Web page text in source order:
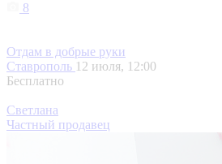
8
Отдам в добрые руки
Ставрополь 12 июля, 12:00
Бесплатно
Светлана
Частный продавец